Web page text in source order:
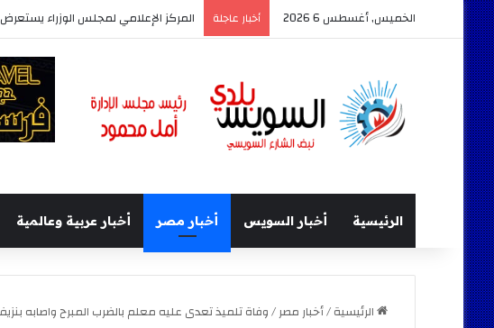
الخميس, أغسطس 6 2026 أخبار عاجلة المركز الإعلامي لمجلس الوزراء
الرئيسية أخبار السويس أخبار مصر أخبار عربية وعالمية
الرئيسية/أخبار مصر/وفاة تلميذ تعدى عليه معلم بالضرب المبرح واصابه